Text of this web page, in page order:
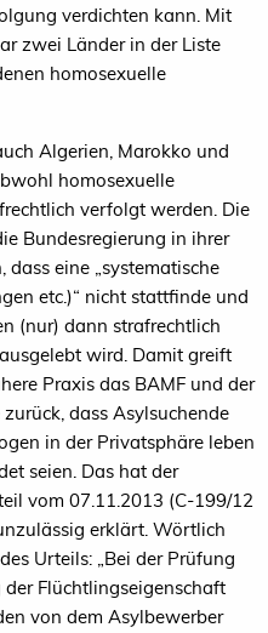
verdichten kann. Mit
zwei Länder in der Liste
homosexuelle
Algerien, Marokko und
homosexuelle
verfolgt werden. Die
Bundesregierung in ihrer
eine „systematische
etc.)“ nicht stattfinde und
(nur) dann strafrechtlich
wird. Damit greift
Praxis das BAMF und der
dass Asylsuchende
in der Privatsphäre leben
seien. Das hat der
vom 07.11.2013 (C-199/12
erklärt. Wörtlich
Urteils: „Bei der Prüfung
Flüchtlingseigenschaft
von dem Asylbewerber